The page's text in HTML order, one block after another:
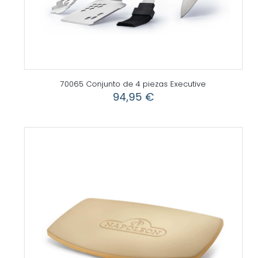
70065 Conjunto de 4 piezas Executive
94,95 €